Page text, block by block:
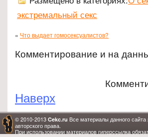
экстремальный секс
« Что выдает гомосексуалистов?
Комментирование и на
Наверх
© 2010-2013 Cekc.ru Все материалы данного
авторского права.
При использовании материалов гиперссылка